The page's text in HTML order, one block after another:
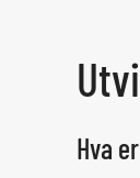
Hva